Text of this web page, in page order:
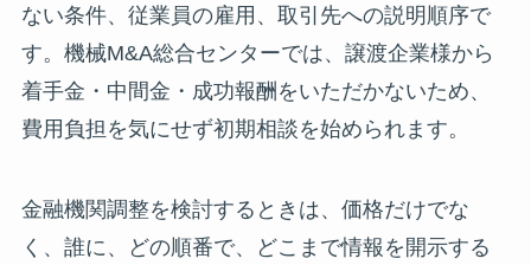
ない条件、従業員の雇用、取引先への説明順序で
す。機械M&A総合センターでは、譲渡企業様から
着手金・中間金・成功報酬をいただかないため、
費用負担を気にせず初期相談を始められます。
金融機関調整を検討するときは、価格だけでな
く、誰に、どの順番で、どこまで情報を開示する